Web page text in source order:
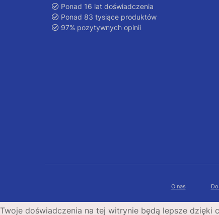
Ponad 16 lat doświadczenia
Ponad 83 tysiące produktów
97% pozytywnych opinii
O nas
Twoje doświadczenia na tej witrynie będą lepsze dzięki